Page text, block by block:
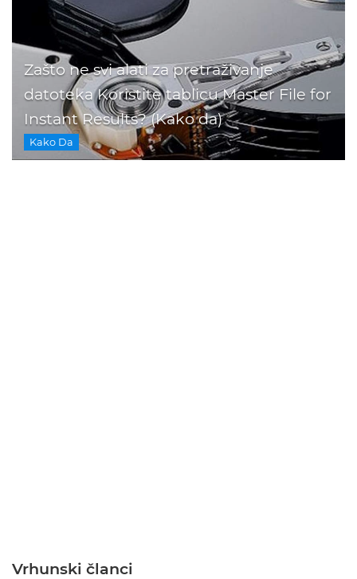
Zašto ne svi alati za pretraživanje
datoteka Koristite tablicu Master File for
Instant Results? (Kako da)
Kako Da
Vrhunski članci